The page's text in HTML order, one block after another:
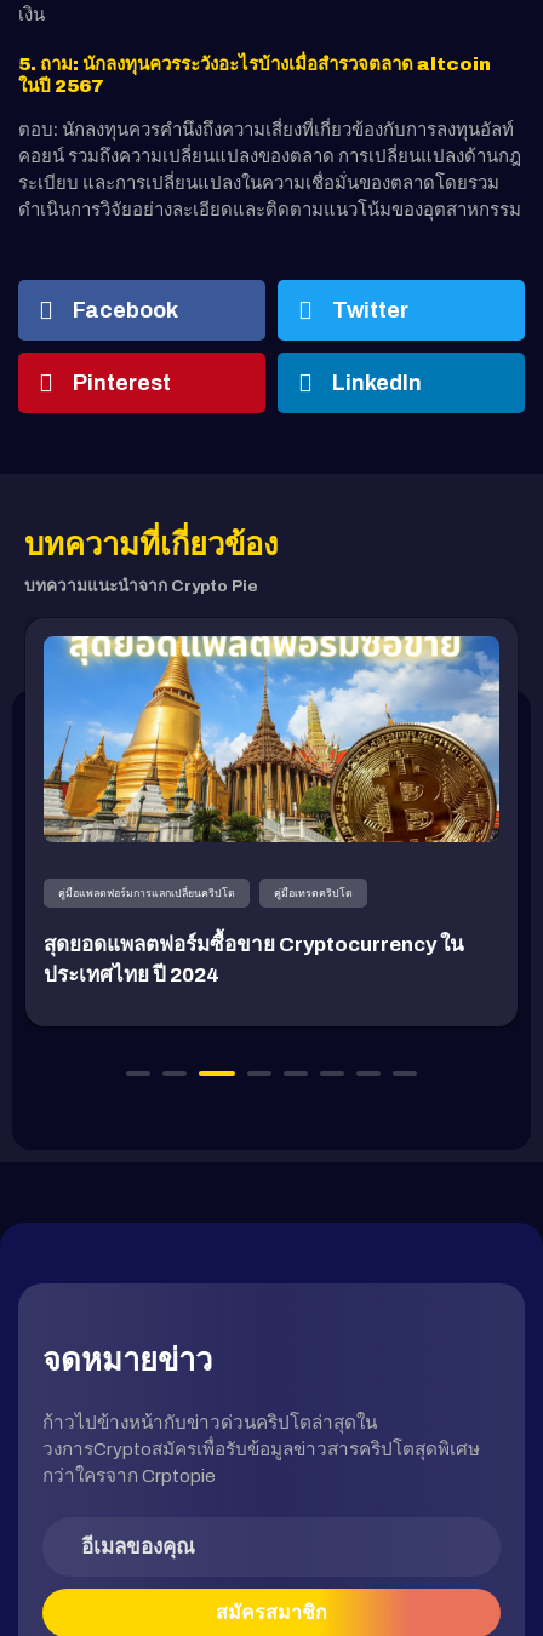
เงิน
5. ถาม: นักลงทุนควรระวังอะไรบ้างเมื่อสำรวจตลาด altcoin
ในปี 2567
ตอบ: นักลงทุนควรคำนึงถึงความเสี่ยงที่เกี่ยวข้องกับการลงทุนอัลท์
คอยน์ รวมถึงความเปลี่ยนแปลงของตลาด การเปลี่ยนแปลงด้านกฎ
ระเบียบ และการเปลี่ยนแปลงในความเชื่อมั่นของตลาดโดยรวม
ดำเนินการวิจัยอย่างละเอียดและติดตามแนวโน้มของอุตสาหกรรม
Facebook Twitter
Pinterest LinkedIn
บทความที่เกี่ยวข้อง
บทความแนะนำจาก Crypto Pie
คู่มือแพลตฟอร์มการแลกเปลี่ยนคริปโต คู่มือเทรดคริปโต
สุดยอดแพลตฟอร์มซื้อขาย Cryptocurrency ใน
ประเทศไทย ปี 2024
จดหมายข่าว
ก้าวไปข้างหน้ากับข่าวด่วนคริปโตล่าสุดใน
วงการCryptoสมัครเพื่อรับข้อมูลข่าวสารคริปโตสุดพิเศษ
กว่าใครจาก Crptopie